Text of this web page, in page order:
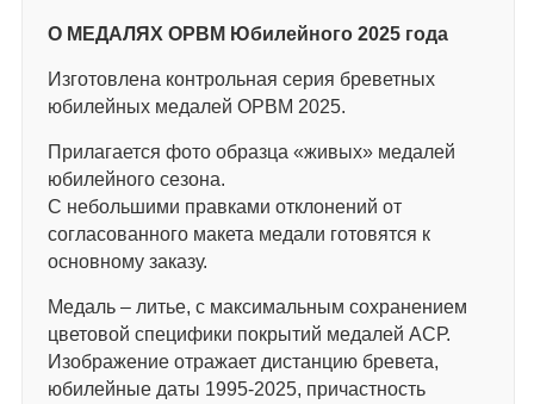
О МЕДАЛЯХ ОРВМ Юбилейного 2025 года
Изготовлена контрольная серия бреветных
юбилейных медалей ОРВМ 2025.
Прилагается фото образца «живых» медалей
юбилейного сезона.
С небольшими правками отклонений от
согласованного макета медали готовятся к
основному заказу.
Медаль – литье, с максимальным сохранением
цветовой специфики покрытий медалей АСР.
Изображение отражает дистанцию бревета,
юбилейные даты 1995-2025, причастность